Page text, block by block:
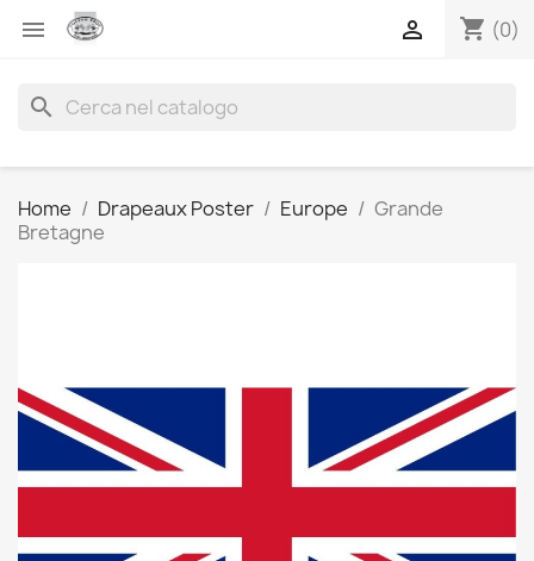
 shopping_cart (0)

search
Home Drapeaux Poster Europe
Grande
Bretagne